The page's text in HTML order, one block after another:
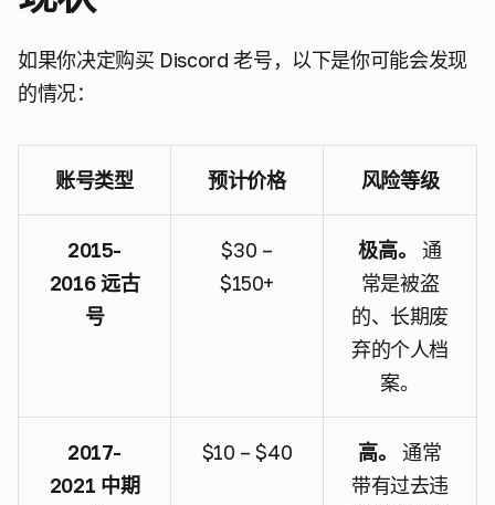
如果你决定购买 Discord 老号，以下是你可能会发现
的情况：
账号类型 预计价格 风险等级
2015-
2016 远古
号
$30 –
$150+
极高。
通
常是被盗
的、长期废
弃的个人档
案。
2017-
2021 中期
$10 – $40 高。
通常
带有过去违